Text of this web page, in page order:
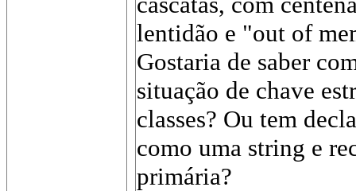
lentidão e "out of
Gostaria de saber
situação de chave
classes? Ou tem
como uma string e
primária?